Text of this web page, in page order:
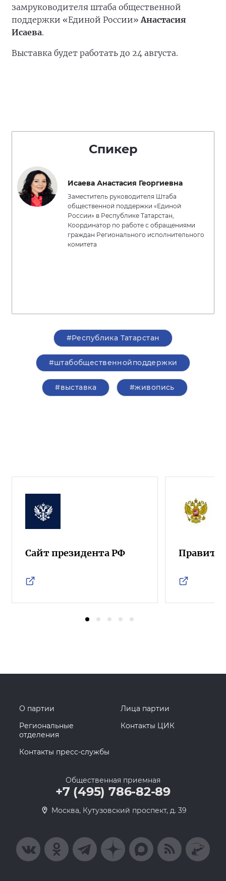
замруководителя штаба общественной
поддержки «Единой России»Анастасия
Исаева.
Выставка будет работать до 24 августа.
Спикер
Исаева Анастасия Георгиевна
Заместитель руководителя Штаба
общественной поддержки «Единой
России» в Республике Татарстан,
Координатор по работе с обращениями
граждан Регионального исполнительного
комитета
#Республика Татарстан
#штабобщественнойподдержки
#выставка #живопись
Сайт президента РФ
О партии
Лица партии
Региональные
отделения
Контакты ЦИК
Контакты пресс-службы
Общественная приемная
+7 (495) 786-82-89
Москва, Кутузовский проспект, д. 39